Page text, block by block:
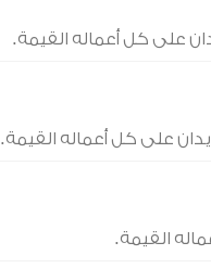
على كل أعماله القيمة.
على كل أعماله القيمة.
القيمة.